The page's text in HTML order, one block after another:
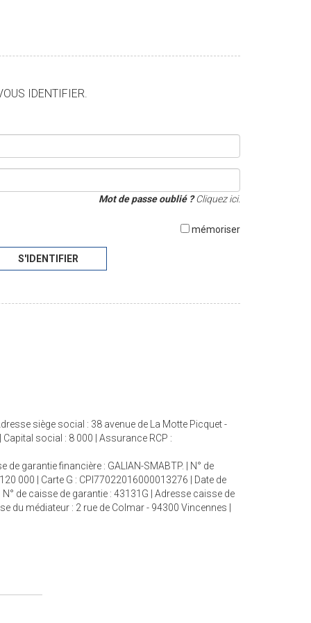
IDENTIFIER.
Mot de passe oublié ?Cliquez ici.
mémoriser
S'IDENTIFIER
siège social : 38 avenue de La Motte Picquet -
social : 8 000 | Assurance RCP :
garantie financière : GALIAN-SMABTP. | N° de
000 | Carte G : CPI77022016000013276 | Date de
de caisse de garantie : 43131G | Adresse caisse de
du médiateur : 2 rue de Colmar - 94300 Vincennes |